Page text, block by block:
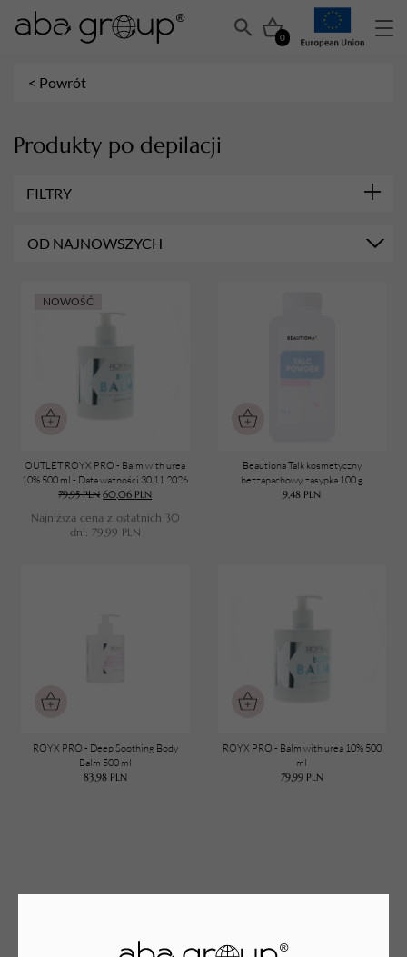
0
< Powrót
Produkty po depilacji
FILTRY
ROYX PRO
100 g
OD NAJNOWSZYCH
NOWOŚĆ
OUTLET ROYX PRO - Balm with urea
10% 500 ml - Data ważności 30.11.2026
79,95PLN 60,06 PLN
Najniższa cena z ostatnich 30
dni: 79,99 PLN
Beautiona Talk kosmetyczny
bezzapachowy, zasypka 100 g
9,48 PLN
ROYX PRO - Deep Soothing Body
Balm 500 ml
83,98 PLN
ROYX PRO - Balm with urea 10% 500
ml
79,99 PLN